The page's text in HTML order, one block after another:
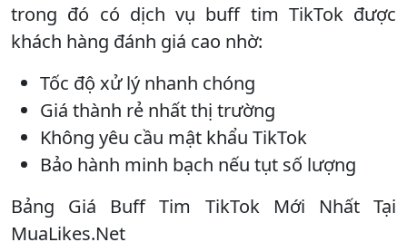
trong đó có dịch vụ buff tim TikTok được
khách hàng đánh giá cao nhờ:
Tốc độ xử lý nhanh chóng
Giá thành rẻ nhất thị trường
Không yêu cầu mật khẩu TikTok
Bảo hành minh bạch nếu tụt số lượng
Bảng Giá Buff Tim TikTok Mới Nhất Tại
MuaLikes.Net